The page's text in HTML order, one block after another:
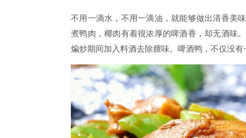
不用一滴水，不用一滴油，就能够做出清香美
煮鸭肉，椰肉有着很浓厚的啤酒香，却无酒味
煸炒期间加入料酒去除膻味。啤酒鸭，不仅没有